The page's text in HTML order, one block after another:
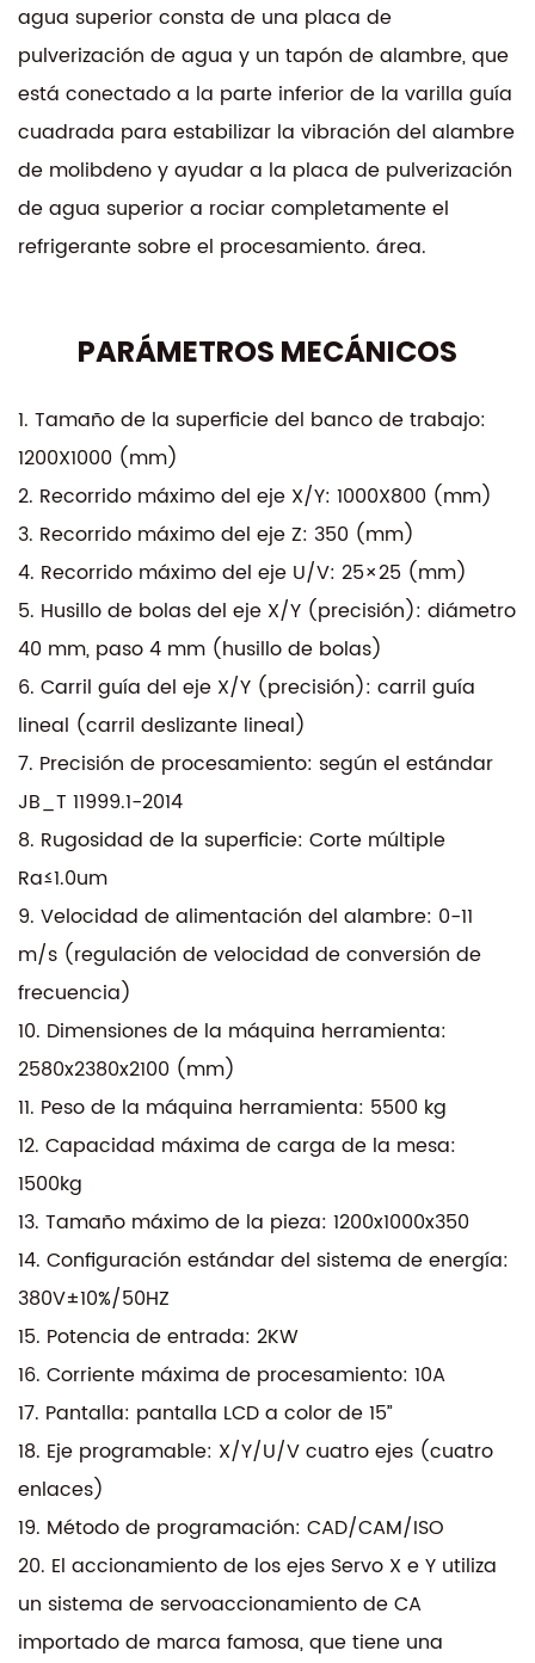
agua superior consta de una placa de
pulverización de agua y un tapón de alambre, que
está conectado a la parte inferior de la varilla guía
cuadrada para estabilizar la vibración del alambre
de molibdeno y ayudar a la placa de pulverización
de agua superior a rociar completamente el
refrigerante sobre el procesamiento. área.
PARÁMETROS MECÁNICOS
1. Tamaño de la superficie del banco de trabajo:
1200X1000 (mm)
2. Recorrido máximo del eje X/Y: 1000X800 (mm)
3. Recorrido máximo del eje Z: 350 (mm)
4. Recorrido máximo del eje U/V: 25×25 (mm)
5. Husillo de bolas del eje X/Y (precisión): diámetro
40 mm, paso 4 mm (husillo de bolas)
6. Carril guía del eje X/Y (precisión): carril guía
lineal (carril deslizante lineal)
7. Precisión de procesamiento: según el estándar
JB_T 11999.1-2014
8. Rugosidad de la superficie: Corte múltiple
Ra≤1.0um
9. Velocidad de alimentación del alambre: 0-11
m/s (regulación de velocidad de conversión de
frecuencia)
10. Dimensiones de la máquina herramienta:
2580x2380x2100 (mm)
11. Peso de la máquina herramienta: 5500 kg
12. Capacidad máxima de carga de la mesa:
1500kg
13. Tamaño máximo de la pieza: 1200x1000x350
14. Configuración estándar del sistema de energía:
380V±10%/50HZ
15. Potencia de entrada: 2KW
16. Corriente máxima de procesamiento: 10A
17. Pantalla: pantalla LCD a color de 15”
18. Eje programable: X/Y/U/V cuatro ejes (cuatro
enlaces)
19. Método de programación: CAD/CAM/ISO
20. El accionamiento de los ejes Servo X e Y utiliza
un sistema de servoaccionamiento de CA
importado de marca famosa, que tiene una